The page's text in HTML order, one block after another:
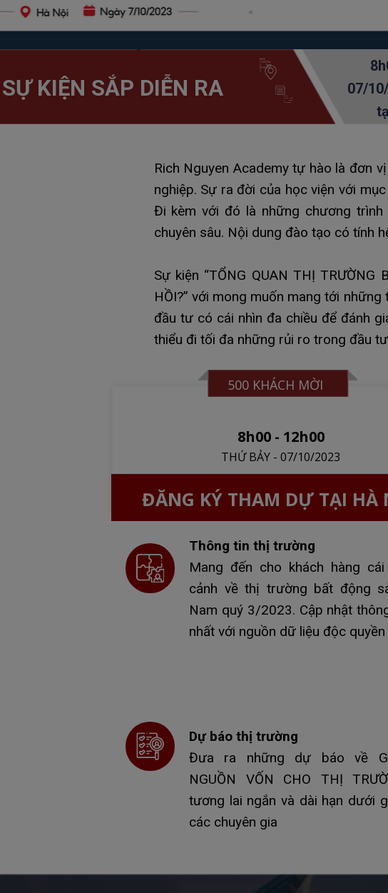
SỰ KIỆN SẮP DIỄN RA
8h30 -
11h50 Thứ
5, Ngày
07/07/2022
8h30 -
11h50 Thứ
5, Ngày
07/07/202
07/
Rich Nguyen Academy tự hào là đơn
nghiệp. Sự ra đời của học viện với
Đi kèm với đó là những chương
chuyên sâu. Nội dung đào tạo có tính
Sự kiện “TỔNG QUAN THỊ
HỒI?” với mong muốn mang tới
đầu tư có cái nhìn đa chiều để đánh
thiểu đi tối đa những rủi ro trong đầu
ĐĂNG KÝ THAM DỰ TẠI HÀ
500 KHÁCH MỜI
8h00 - 12h00
THỨ BẢY - 07/10/2023
Thông tin thị trường
Mang đến cho khách hàng
cảnh về thị trường bất động
Nam quý 3/2023. Cập nhật
nhất với nguồn dữ liệu độc quyền
Dự báo thị trường
Đưa ra những dự báo về
NGUỒN VỐN CHO THỊ
tương lai ngắn và dài hạn dưới
các chuyên gia